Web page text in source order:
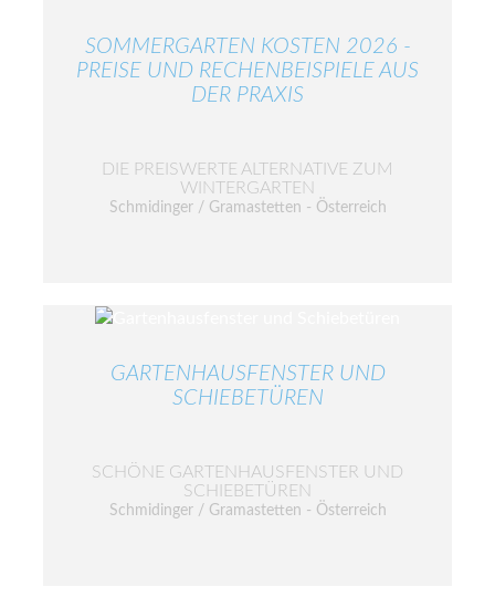
SOMMERGARTEN KOSTEN 2026 -
PREISE UND RECHENBEISPIELE AUS
DER PRAXIS
DIE PREISWERTE ALTERNATIVE ZUM
WINTERGARTEN
Schmidinger / Gramastetten - Österreich
GARTENHAUSFENSTER UND
SCHIEBETÜREN
SCHÖNE GARTENHAUSFENSTER UND
SCHIEBETÜREN
Schmidinger / Gramastetten - Österreich